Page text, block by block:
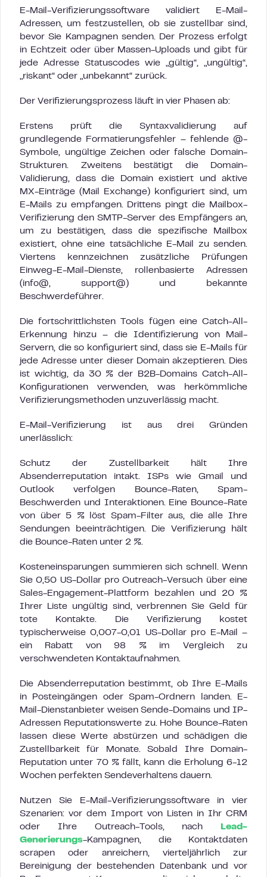
E-Mail-Verifizierungssoftware validiert E-Mail-
Adressen, um festzustellen, ob sie zustellbar sind,
bevor Sie Kampagnen senden. Der Prozess erfolgt
in Echtzeit oder über Massen-Uploads und gibt für
jede Adresse Statuscodes wie „gültig“, „ungültig“,
„riskant“ oder „unbekannt“ zurück.
Der Verifizierungsprozess läuft in vier Phasen ab:
Erstens prüft die Syntaxvalidierung auf
grundlegende Formatierungsfehler – fehlende @-
Symbole, ungültige Zeichen oder falsche Domain-
Strukturen. Zweitens bestätigt die Domain-
Validierung, dass die Domain existiert und aktive
MX-Einträge (Mail Exchange) konfiguriert sind, um
E-Mails zu empfangen. Drittens pingt die Mailbox-
Verifizierung den SMTP-Server des Empfängers an,
um zu bestätigen, dass die spezifische Mailbox
existiert, ohne eine tatsächliche E-Mail zu senden.
Viertens kennzeichnen zusätzliche Prüfungen
Einweg-E-Mail-Dienste, rollenbasierte Adressen
(info@, support@) und bekannte
Beschwerdeführer.
Die fortschrittlichsten Tools fügen eine Catch-All-
Erkennung hinzu – die Identifizierung von Mail-
Servern, die so konfiguriert sind, dass sie E-Mails für
jede Adresse unter dieser Domain akzeptieren. Dies
ist wichtig, da 30 % der B2B-Domains Catch-All-
Konfigurationen verwenden, was herkömmliche
Verifizierungsmethoden unzuverlässig macht.
E-Mail-Verifizierung ist aus drei Gründen
unerlässlich:
Schutz der Zustellbarkeit hält Ihre
Absenderreputation intakt. ISPs wie Gmail und
Outlook verfolgen Bounce-Raten, Spam-
Beschwerden und Interaktionen. Eine Bounce-Rate
von über 5 % löst Spam-Filter aus, die alle Ihre
Sendungen beeinträchtigen. Die Verifizierung hält
die Bounce-Raten unter 2 %.
Kosteneinsparungen summieren sich schnell. Wenn
Sie 0,50 US-Dollar pro Outreach-Versuch über eine
Sales-Engagement-Plattform bezahlen und 20 %
Ihrer Liste ungültig sind, verbrennen Sie Geld für
tote Kontakte. Die Verifizierung kostet
typischerweise 0,007-0,01 US-Dollar pro E-Mail –
ein Rabatt von 98 % im Vergleich zu
verschwendeten Kontaktaufnahmen.
Die Absenderreputation bestimmt, ob Ihre E-Mails
in Posteingängen oder Spam-Ordnern landen. E-
Mail-Dienstanbieter weisen Sende-Domains und IP-
Adressen Reputationswerte zu. Hohe Bounce-Raten
lassen diese Werte abstürzen und schädigen die
Zustellbarkeit für Monate. Sobald Ihre Domain-
Reputation unter 70 % fällt, kann die Erholung 6-12
Wochen perfekten Sendeverhaltens dauern.
Nutzen Sie E-Mail-Verifizierungssoftware in vier
Szenarien: vor dem Import von Listen in Ihr CRM
oder Ihre Outreach-Tools, nach
Lead-
Generierungs-Kampagnen, die Kontaktdaten
scrapen oder anreichern, vierteljährlich zur
Bereinigung der bestehenden Datenbank und vor